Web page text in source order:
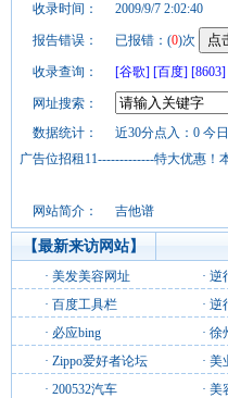
收录时间： 2009/9/7 2:02:40
报告错误： 已报错：(0)次
收录查询： [谷歌] [百度] [8603]
网址搜索：
数据统计：
近30分点入：0 今
广告位招租11-------------特大优惠！
网站简介：
吉他谱
【最新来访网站】
· 美发美容网址 · 逆
· 百度工具栏 · 逆
· 必应bing · 徐
· Zippo爱好者论坛 · 美
· 200532汽车 · 美